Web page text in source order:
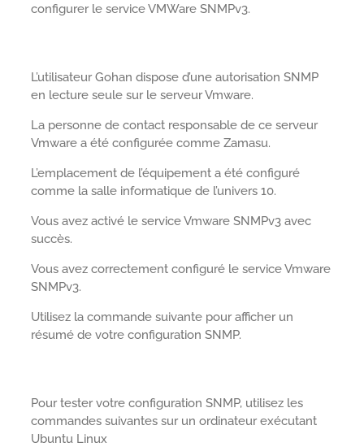
configurer le service VMWare SNMPv3.
L’utilisateur Gohan dispose d’une autorisation SNMP
en lecture seule sur le serveur Vmware.
La personne de contact responsable de ce serveur
Vmware a été configurée comme Zamasu.
L’emplacement de l’équipement a été configuré
comme la salle informatique de l’univers 10.
Vous avez activé le service Vmware SNMPv3 avec
succès.
Vous avez correctement configuré le service Vmware
SNMPv3.
Utilisez la commande suivante pour afficher un
résumé de votre configuration SNMP.
Pour tester votre configuration SNMP, utilisez les
commandes suivantes sur un ordinateur exécutant
Ubuntu Linux